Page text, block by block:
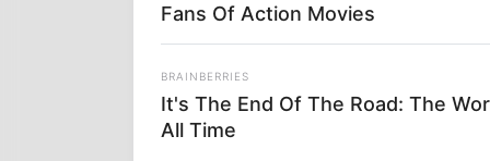
Fans Of Action Movies
BRAINBERRIES
It's The End Of The Road: The
All Time